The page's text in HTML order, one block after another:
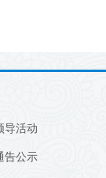
导活动
告公示